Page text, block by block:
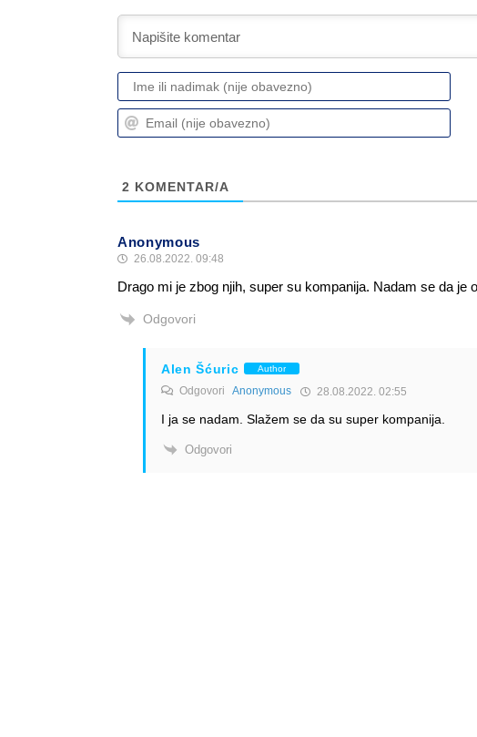
Ime
ili
(nije
2 KOMENTAR/A
Anonymous
26.08.2022. 09:48
Drago mi je zbog njih, super su kompanija. Nadam se da je
Odgovori
Alen Šćuric Author
Odgovori Anonymous 28.08.2022. 02:55
I ja se nadam. Slažem se da su super kompanija.
Odgovori